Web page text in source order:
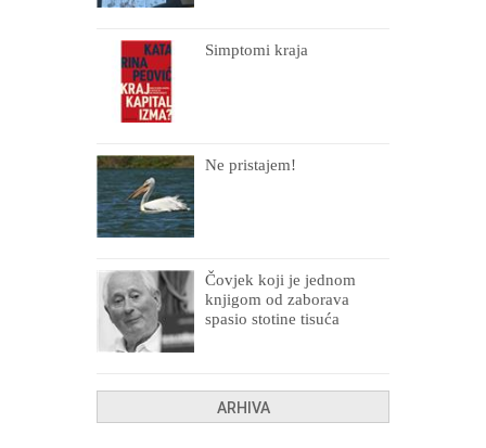
Simptomi kraja
Ne pristajem!
Čovjek koji je jednom
knjigom od zaborava
spasio stotine tisuća
ARHIVA